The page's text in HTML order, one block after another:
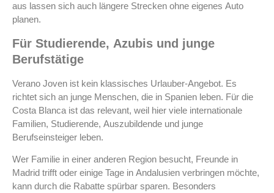
aus lassen sich auch längere Strecken ohne eigenes Auto
planen.
Für Studierende, Azubis und junge
Berufstätige
Verano Joven ist kein klassisches Urlauber-Angebot. Es
richtet sich an junge Menschen, die in Spanien leben. Für die
Costa Blanca ist das relevant, weil hier viele internationale
Familien, Studierende, Auszubildende und junge
Berufseinsteiger leben.
Wer Familie in einer anderen Region besucht, Freunde in
Madrid trifft oder einige Tage in Andalusien verbringen möchte,
kann durch die Rabatte spürbar sparen. Besonders